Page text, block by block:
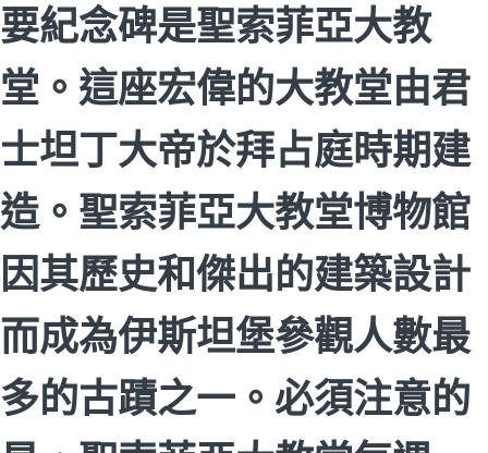
要紀念碑是聖索菲亞大教
堂。這座宏偉的大教堂由君
士坦丁大帝於拜占庭時期建
造。聖索菲亞大教堂博物館
因其歷史和傑出的建築設計
而成為伊斯坦堡參觀人數最
多的古蹟之一。必須注意的